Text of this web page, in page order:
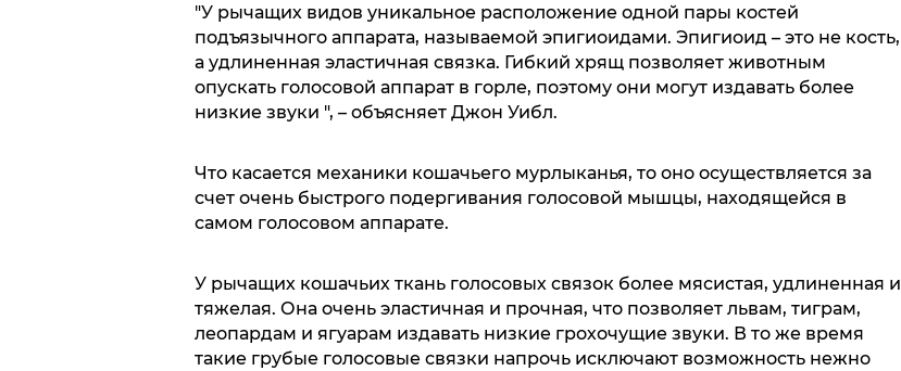
"У рычащих видов уникальное расположение одной пары костей
подъязычного аппарата, называемой эпигиоидами. Эпигиоид – это не кость,
а удлиненная эластичная связка. Гибкий хрящ позволяет животным
опускать голосовой аппарат в горле, поэтому они могут издавать более
низкие звуки ", – объясняет Джон Уибл.
Что касается механики кошачьего мурлыканья, то оно осуществляется за
счет очень быстрого подергивания голосовой мышцы, находящейся в
самом голосовом аппарате.
У рычащих кошачьих ткань голосовых связок более мясистая, удлиненная и
тяжелая. Она очень эластичная и прочная, что позволяет львам, тиграм,
леопардам и ягуарам издавать низкие грохочущие звуки. В то же время
такие грубые голосовые связки напрочь исключают возможность нежно